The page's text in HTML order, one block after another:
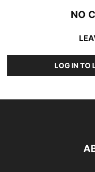
NO
LOG IN TO